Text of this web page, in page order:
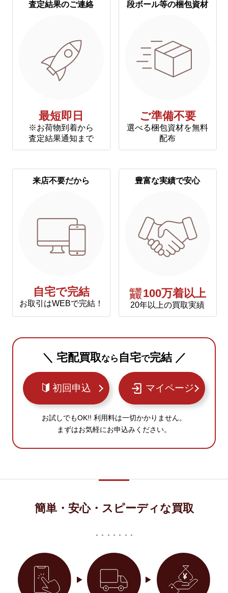
査定結果のご連絡
最短即日
※お荷物到着から
査定結果通知まで
段ボール等の梱包資材
ご準備不要
選べる梱包資材を無料
配布
来店不要だから
自宅で完結
お取引はWEBで完結！
豊富な実績で安心
年間
買取 100万着以上
20年以上の買取実績
＼ 宅配買取なら 自宅で完結 ／
初回申込 マイページ
お試しでもOK!! 利用料は一切かかりません。
まずはお気軽にお申込みください。
簡単・安心・スピーディな買取